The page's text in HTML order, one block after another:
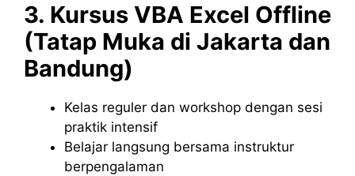
3. Kursus VBA Excel Offline
(Tatap Muka di Jakarta dan
Bandung)
Kelas reguler dan workshop dengan sesi
praktik intensif
Belajar langsung bersama instruktur
berpengalaman